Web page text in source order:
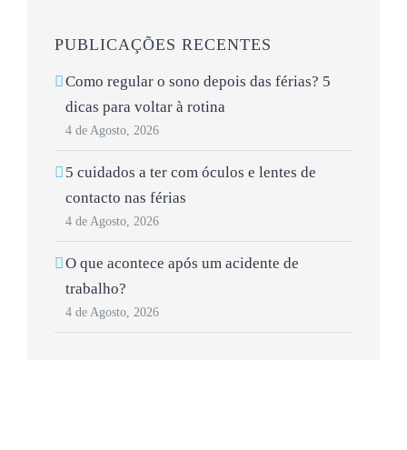
PUBLICAÇÕES RECENTES
Como regular o sono depois das férias? 5
dicas para voltar à rotina
4 de Agosto, 2026
5 cuidados a ter com óculos e lentes de
contacto nas férias
4 de Agosto, 2026
O que acontece após um acidente de
trabalho?
4 de Agosto, 2026